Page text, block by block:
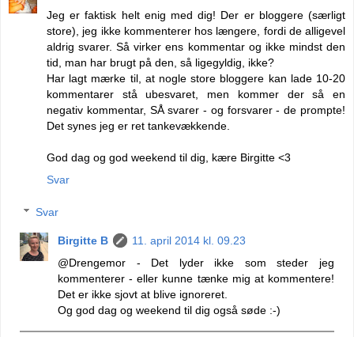
Jeg er faktisk helt enig med dig! Der er bloggere (særligt
store), jeg ikke kommenterer hos længere, fordi de alligevel
aldrig svarer. Så virker ens kommentar og ikke mindst den
tid, man har brugt på den, så ligegyldig, ikke?
Har lagt mærke til, at nogle store bloggere kan lade 10-20
kommentarer stå ubesvaret, men kommer der så en
negativ kommentar, SÅ svarer - og forsvarer - de prompte!
Det synes jeg er ret tankevækkende.
God dag og god weekend til dig, kære Birgitte <3
Svar
Svar
Birgitte B
11. april 2014 kl. 09.23
@Drengemor - Det lyder ikke som steder jeg
kommenterer - eller kunne tænke mig at kommentere!
Det er ikke sjovt at blive ignoreret.
Og god dag og weekend til dig også søde :-)